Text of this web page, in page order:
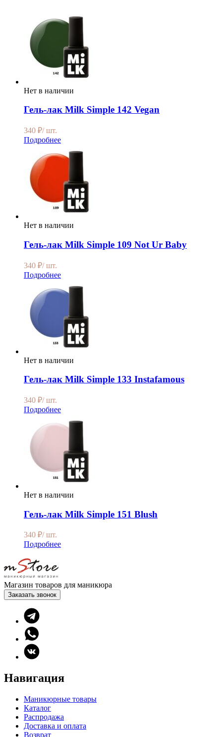
Нет в наличии
Гель-лак Milk Simple 142 Vegan
340 ₽/ шт.
Подробнее
Нет в наличии
Гель-лак Milk Simple 109 Not Ur Baby
340 ₽/ шт.
Подробнее
Нет в наличии
Гель-лак Milk Simple 133 Instafamous
340 ₽/ шт.
Подробнее
Нет в наличии
Гель-лак Milk Simple 151 Blush
340 ₽/ шт.
Подробнее
Магазин товаров для маникюра
Заказать звонок
Навигация
Маникюрные товары
Каталог
Распродажа
Доставка и оплата
Возврат